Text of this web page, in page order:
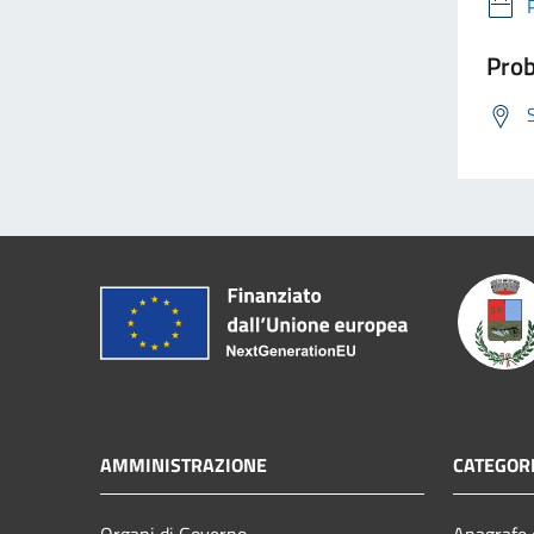
AMMINISTRAZIONE